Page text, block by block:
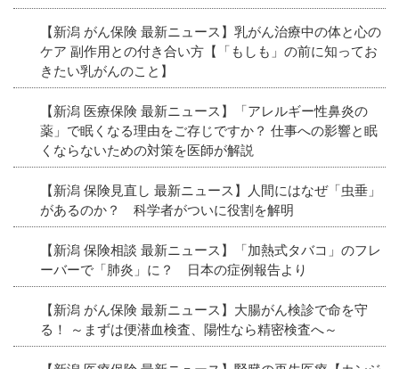
【新潟 がん保険 最新ニュース】乳がん治療中の体と心の
ケア 副作用との付き合い方【「もしも」の前に知ってお
きたい乳がんのこと】
【新潟 医療保険 最新ニュース】「アレルギー性鼻炎の
薬」で眠くなる理由をご存じですか？ 仕事への影響と眠
くならないための対策を医師が解説
【新潟 保険見直し 最新ニュース】人間にはなぜ「虫垂」
があるのか？ 科学者がついに役割を解明
【新潟 保険相談 最新ニュース】「加熱式タバコ」のフレ
ーバーで「肺炎」に？ 日本の症例報告より
【新潟 がん保険 最新ニュース】大腸がん検診で命を守
る！ ～まずは便潜血検査、陽性なら精密検査へ～